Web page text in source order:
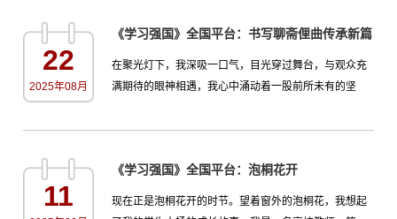
师每次提到他就唉声叹气。这学期我一接手这个班的英
22
2025年08月
《学习强国》全国平台：书写聊斋俚曲传承新篇
在聚光灯下，我深吸一口气，目光穿过舞台，与观众充
满期待的眼神相遇，我心中涌动着一股前所未有的坚
符都像是有了生命，在我喉间回旋，在我心中生长。这
化瑰宝，呈献给在场的每一个人。聊斋俚曲是国家级非
满了不安。那独特的唱腔...
11
《学习强国》全国平台：泡桐花开
现在正是泡桐花开的时节。望着窗外的泡桐花，我想起